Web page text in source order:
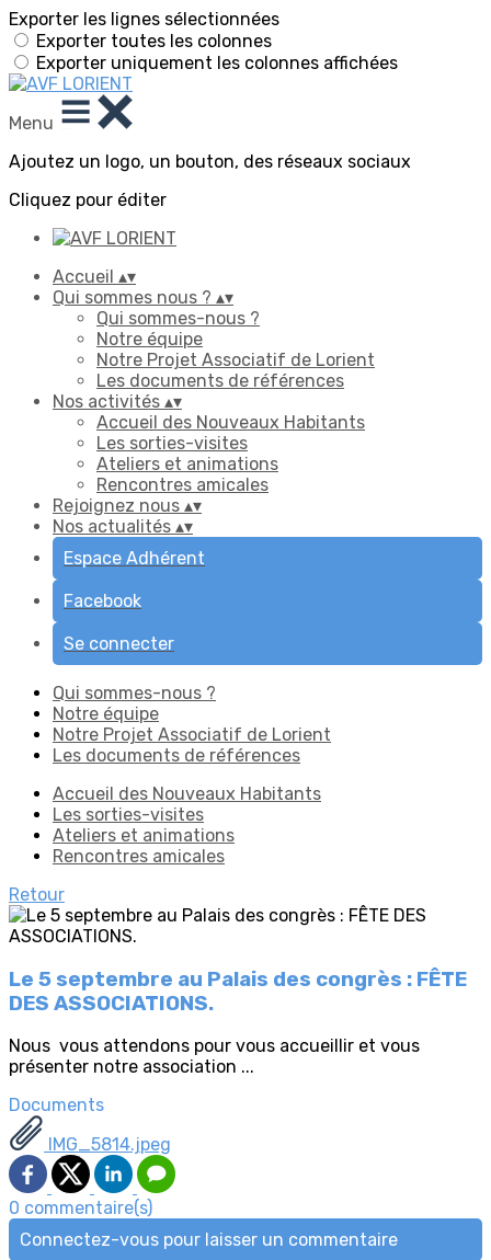
Exporter les lignes sélectionnées
Exporter toutes les colonnes
Exporter uniquement les colonnes affichées
Menu
Ajoutez un logo, un bouton, des réseaux sociaux
Cliquez pour éditer
Accueil ▴▾
Qui sommes nous ? ▴▾
Qui sommes-nous ?
Notre équipe
Notre Projet Associatif de Lorient
Les documents de références
Nos activités ▴▾
Accueil des Nouveaux Habitants
Les sorties-visites
Ateliers et animations
Rencontres amicales
Rejoignez nous ▴▾
Nos actualités ▴▾
Espace Adhérent
Facebook
Se connecter
Qui sommes-nous ?
Notre équipe
Notre Projet Associatif de Lorient
Les documents de références
Accueil des Nouveaux Habitants
Les sorties-visites
Ateliers et animations
Rencontres amicales
Retour
Le 5 septembre au Palais des congrès : FÊTE
DES ASSOCIATIONS.
Nous vous attendons pour vous accueillir et vous
présenter notre association ...
Documents
IMG_5814.jpeg
0 commentaire(s)
Connectez-vous pour laisser un commentaire